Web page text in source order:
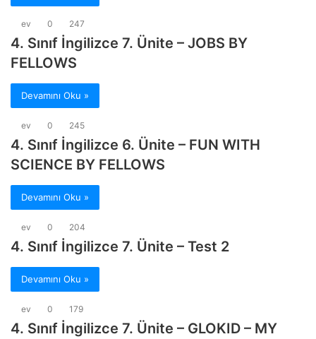
ev 0 247
4. Sınıf İngilizce 7. Ünite – JOBS BY
FELLOWS
Devamını Oku »
ev 0 245
4. Sınıf İngilizce 6. Ünite – FUN WITH
SCIENCE BY FELLOWS
Devamını Oku »
ev 0 204
4. Sınıf İngilizce 7. Ünite – Test 2
Devamını Oku »
ev 0 179
4. Sınıf İngilizce 7. Ünite – GLOKID – MY